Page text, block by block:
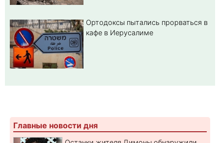
Ортодоксы пытались прорваться в
кафе в Иерусалиме
Главные новости дня